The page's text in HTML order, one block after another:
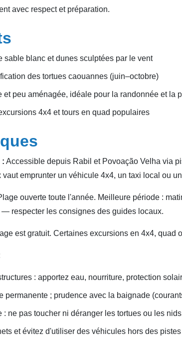
avec respect et préparation.
sable blanc et dunes sculptées par le vent
des tortues caouannes (juin–octobre)
et peu aménagée, idéale pour la randonnée et la
4x4 et tours en quad populaires
: Accessible depuis Rabil et Povoação Velha via
vaut emprunter un véhicule 4x4, un taxi local ou
ouverte toute l'année. Meilleure période :
— respecter les consignes des guides locaux.
est gratuit. Certaines excursions en 4x4, quad
: apportez eau, nourriture, protection
permanente ; prudence avec la baignade
: ne pas toucher ni déranger les tortues ou les
et évitez d'utiliser des véhicules hors des